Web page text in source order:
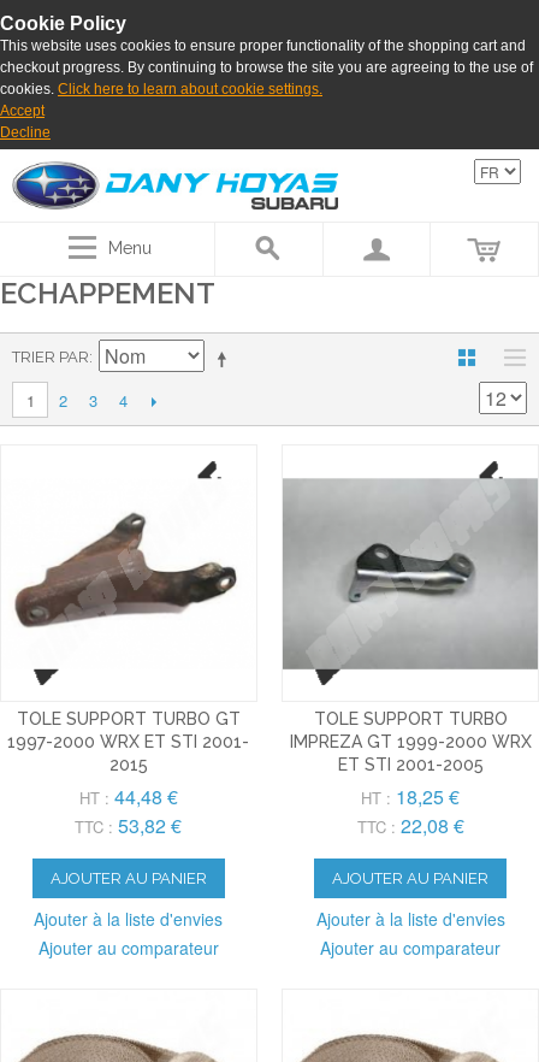
Cookie Policy
This website uses cookies to ensure proper functionality of the shopping cart and
checkout progress. By continuing to browse the site you are agreeing to the use of
cookies. Click here to learn about cookie settings.
Accept
Decline
Menu
ECHAPPEMENT
TRIER PAR
1 2 3 4
TOLE SUPPORT TURBO GT
1997-2000 WRX ET STI 2001-
2015
HT : 44,48 €
TTC : 53,82 €
AJOUTER AU PANIER
Ajouter à la liste d'envies
Ajouter au comparateur
TOLE SUPPORT TURBO
IMPREZA GT 1999-2000 WRX
ET STI 2001-2005
HT : 18,25 €
TTC : 22,08 €
AJOUTER AU PANIER
Ajouter à la liste d'envies
Ajouter au comparateur